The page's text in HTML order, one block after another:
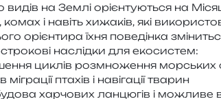
видів на Землі орі­єн­ту­ю­ться на
комах і навіть хижа­ків, які
орі­єн­ти­ра їхня пове­дін­ка
наслід­ки для екосистем:
циклів роз­мно­же­н­ня мор­ських
мігра­ції пта­хів і наві­га­ції тварин
хар­чо­вих лан­цю­гів і можли­ве